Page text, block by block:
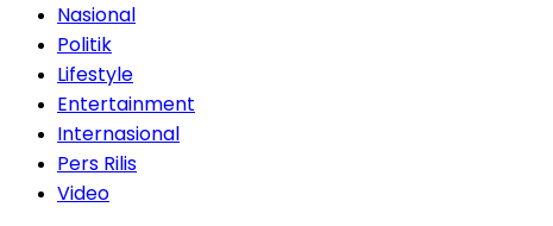
Nasional
Politik
Lifestyle
Entertainment
Internasional
Pers Rilis
Video